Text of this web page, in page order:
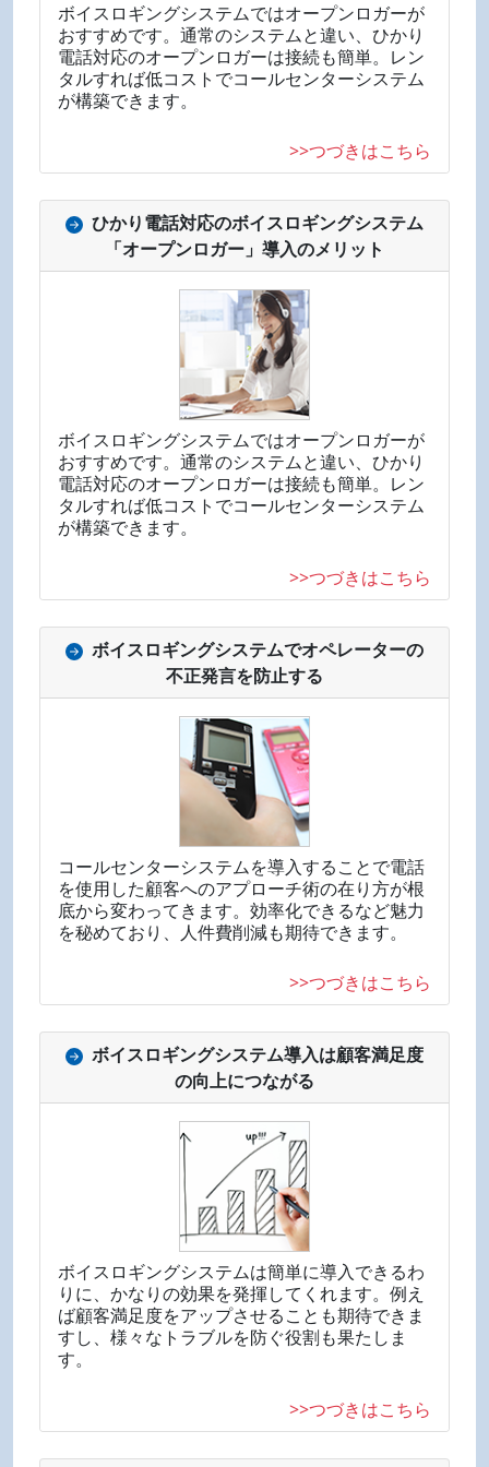
ボイスロギングシステムではオープンロガーが
おすすめです。通常のシステムと違い、ひかり
電話対応のオープンロガーは接続も簡単。レン
タルすれば低コストでコールセンターシステム
が構築できます。
>>つづきはこちら
ひかり電話対応のボイスロギングシステム
「オープンロガー」導入のメリット
ボイスロギングシステムではオープンロガーが
おすすめです。通常のシステムと違い、ひかり
電話対応のオープンロガーは接続も簡単。レン
タルすれば低コストでコールセンターシステム
が構築できます。
>>つづきはこちら
ボイスロギングシステムでオペレーターの
不正発言を防止する
コールセンターシステムを導入することで電話
を使用した顧客へのアプローチ術の在り方が根
底から変わってきます。効率化できるなど魅力
を秘めており、人件費削減も期待できます。
>>つづきはこちら
ボイスロギングシステム導入は顧客満足度
の向上につながる
ボイスロギングシステムは簡単に導入できるわ
りに、かなりの効果を発揮してくれます。例え
ば顧客満足度をアップさせることも期待できま
すし、様々なトラブルを防ぐ役割も果たしま
す。
>>つづきはこちら